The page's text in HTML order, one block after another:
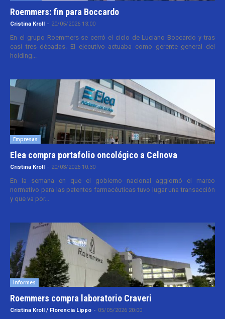
Roemmers: fin para Boccardo
Cristina Kroll - 20/05/2026 13:00
En el grupo Roemmers se cerró el ciclo de Luciano Boccardo y tras
casi tres décadas. El ejecutivo actuaba como gerente general del
holding...
Empresas
Elea compra portafolio oncológico a Celnova
Cristina Kroll - 20/03/2026 10:30
En la semana en que el gobierno nacional aggiornó el marco
normativo para las patentes farmacéuticas tuvo lugar una transacción
y que va por...
Informes
Roemmers compra laboratorio Craveri
Cristina Kroll / Florencia Lippo - 05/05/2026 20:00